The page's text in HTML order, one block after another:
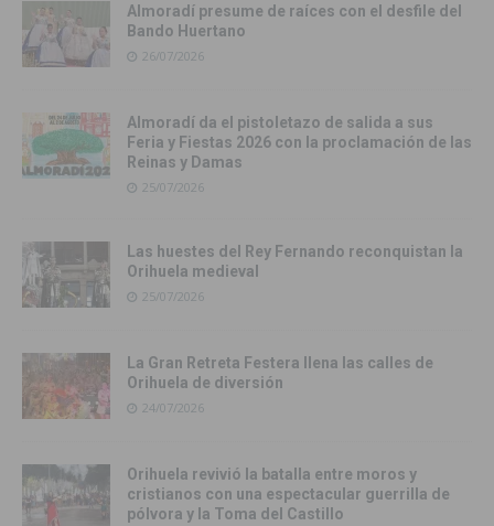
Almoradí presume de raíces con el desfile del
Bando Huertano
26/07/2026
Almoradí da el pistoletazo de salida a sus
Feria y Fiestas 2026 con la proclamación de las
Reinas y Damas
25/07/2026
Las huestes del Rey Fernando reconquistan la
Orihuela medieval
25/07/2026
La Gran Retreta Festera llena las calles de
Orihuela de diversión
24/07/2026
Orihuela revivió la batalla entre moros y
cristianos con una espectacular guerrilla de
pólvora y la Toma del Castillo